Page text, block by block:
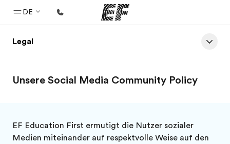
DE
Home
Programme
Büros
Büros in der Nähe
Legal
Unsere Social Media Community Policy
EF Education First ermutigt die Nutzer sozialer
Medien miteinander auf respektvolle Weise auf den